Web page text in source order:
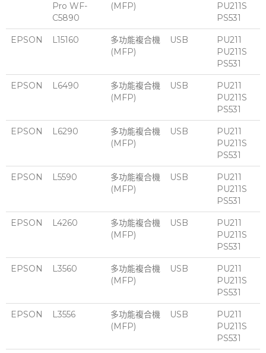
Pro WF-
C5890
(MFP)
PU211S
PS531
EPSON L15160
多功能複合機
(MFP)
USB
PU211
PU211S
PS531
EPSON L6490
多功能複合機
(MFP)
USB
PU211
PU211S
PS531
EPSON L6290
多功能複合機
(MFP)
USB
PU211
PU211S
PS531
EPSON L5590
多功能複合機
(MFP)
USB
PU211
PU211S
PS531
EPSON L4260
多功能複合機
(MFP)
USB
PU211
PU211S
PS531
EPSON L3560
多功能複合機
(MFP)
USB
PU211
PU211S
PS531
EPSON L3556
多功能複合機
(MFP)
USB
PU211
PU211S
PS531